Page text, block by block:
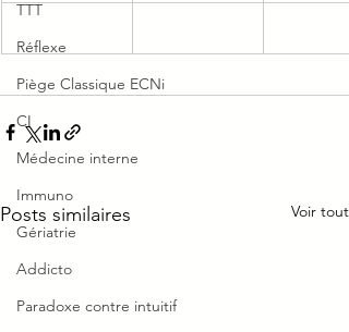
TTT
Réflexe
Piège Classique ECNi
CI
Médecine interne
Immuno
Gériatrie
Addicto
Paradoxe contre intuitif
Posts similaires Voir tout